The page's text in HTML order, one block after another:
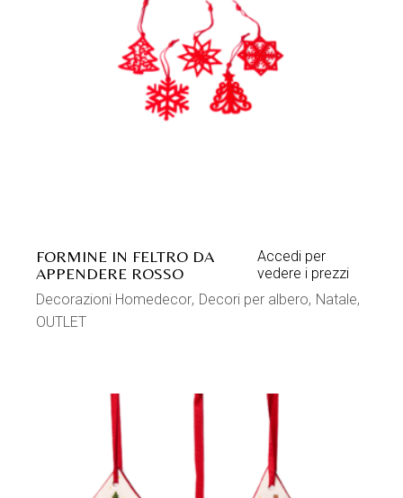
FORMINE IN FELTRO DA
APPENDERE ROSSO
Accedi per
vedere i prezzi
Decorazioni Homedecor Decori per albero Natale
OUTLET